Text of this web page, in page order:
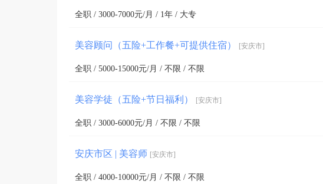
全职 / 3000-7000元/月 / 1年 / 大专
美容顾问（五险+工作餐+可提供住宿） [安庆市]
全职 / 5000-15000元/月 / 不限 / 不限
美容学徒（五险+节日福利） [安庆市]
全职 / 3000-6000元/月 / 不限 / 不限
安庆市区 | 美容师 [安庆市]
全职 / 4000-10000元/月 / 不限 / 不限